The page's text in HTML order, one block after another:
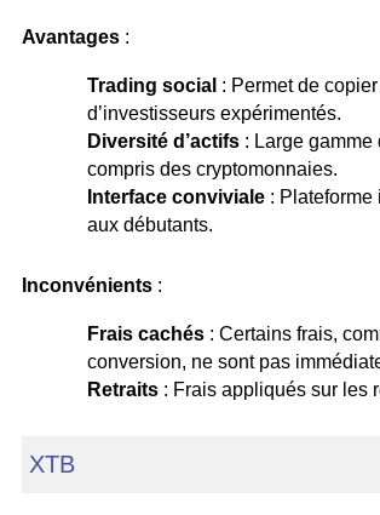
Avantages :
Trading social : Permet de
d’investisseurs expérimentés.
Diversité d’actifs : Large gamme
compris des cryptomonnaies.
Interface conviviale : Plateforme
aux débutants.
Inconvénients :
Frais cachés : Certains frais,
conversion, ne sont pas
Retraits : Frais appliqués sur les
XTB